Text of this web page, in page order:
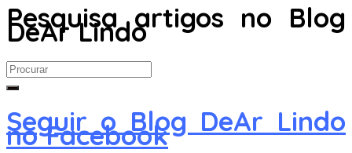
Pesquisa artigos no Blog
DeAr Lindo
Search
for:
Seguir o Blog DeAr Lindo
no Facebook